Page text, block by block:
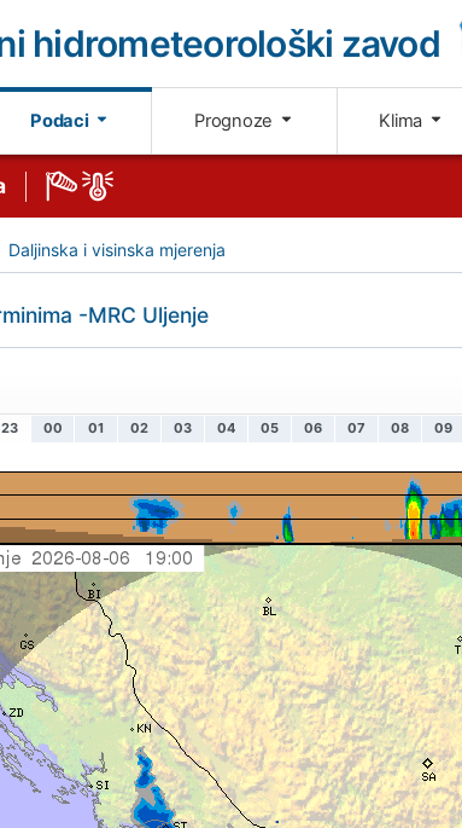
hidrometeorološki zavod
Podaci Prognoze Klima
Daljinska i visinska mjerenja
-MRC Uljenje
23 00 01 02 03 04 05 06 07 08 09